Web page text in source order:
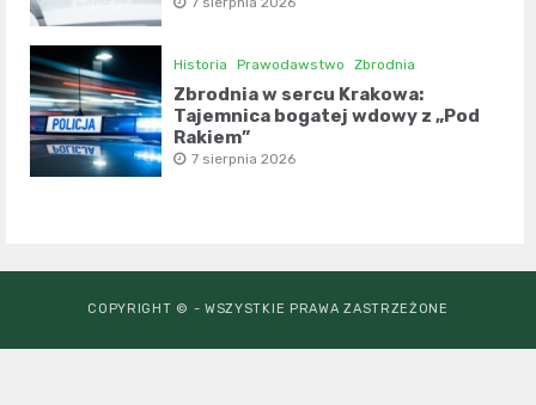
Historia Prawodawstwo Zbrodnia
Zbrodnia w sercu Krakowa:
Tajemnica bogatej wdowy z „Pod
Rakiem”
7 sierpnia 2026
COPYRIGHT © - WSZYSTKIE PRAWA ZASTRZEŻONE